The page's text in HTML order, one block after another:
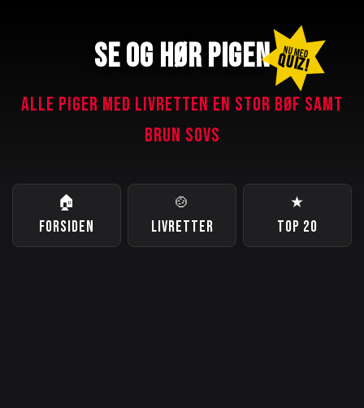
SE OG HØR PIGEN NU MED
QUIZ!
ALLE PIGER MED LIVRETTEN EN STOR BØF SAMT
BRUN SOVS
🏠
FORSIDEN
🍲
LIVRETTER
★
TOP 20